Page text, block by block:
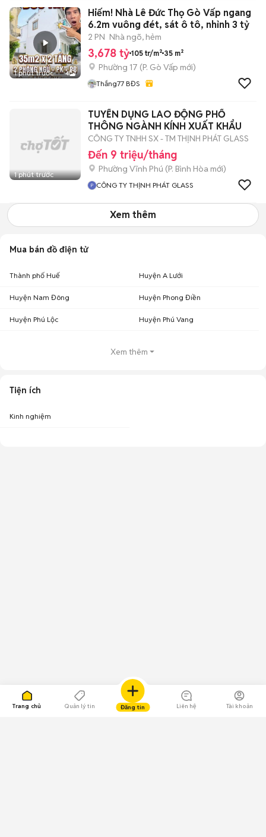
Trang chủ Quản lý tin Đăng tin Liên hệ Tài khoản
1 phút trước 4
Hiếm! Nhà Lê Đức Thọ Gò Vấp ngang
6.2m vuông đét, sát ô tô, nhỉnh 3 tỷ
2 PN Nhà ngõ, hẻm
3,678 tỷ 105 tr/m² 35 m²
Phường 17 (P. Gò Vấp mới)
Thắng77 BĐS
1 phút trước
TUYỂN DỤNG LAO ĐỘNG PHỔ
THÔNG NGÀNH KÍNH XUẤT KHẨU
CÔNG TY TNHH SX - TM THỊNH PHÁT GLASS
Đến 9 triệu/tháng
Phường Vĩnh Phú (P. Bình Hòa mới)
CÔNG TY THỊNH PHÁT GLASS
Xem thêm
Mua bán đồ điện tử
Thành phố Huế Huyện A Lưới
Huyện Nam Đông Huyện Phong Điền
Huyện Phú Lộc Huyện Phú Vang
Xem thêm
Tiện ích
Kinh nghiệm